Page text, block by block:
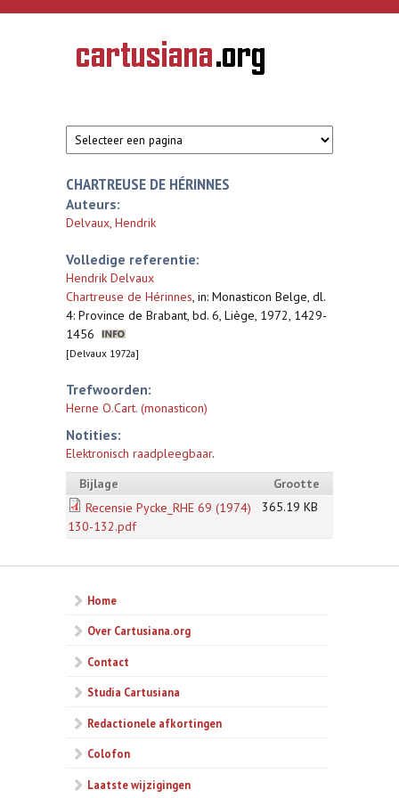
Overslaan en naar de inhoud gaan
CARTUSIANA
Geschiedenis
van de
CHARTREUSE DE HÉRINNES
Auteurs:
Delvaux, Hendrik
Volledige referentie:
Hendrik Delvaux
Chartreuse de Hérinnes, in: Monasticon Belge, dl.
4: Province de Brabant, bd. 6, Liège, 1972, 1429-
1456
[Delvaux 1972a]
Trefwoorden:
Herne O.Cart. (monasticon)
Notities:
Elektronisch raadpleegbaar.
Bijlage
Grootte
Recensie Pycke_RHE 69 (1974)
130-132.pdf
365.19 KB
Home
Over Cartusiana.org
Contact
Studia Cartusiana
Redactionele afkortingen
Colofon
Laatste wijzigingen